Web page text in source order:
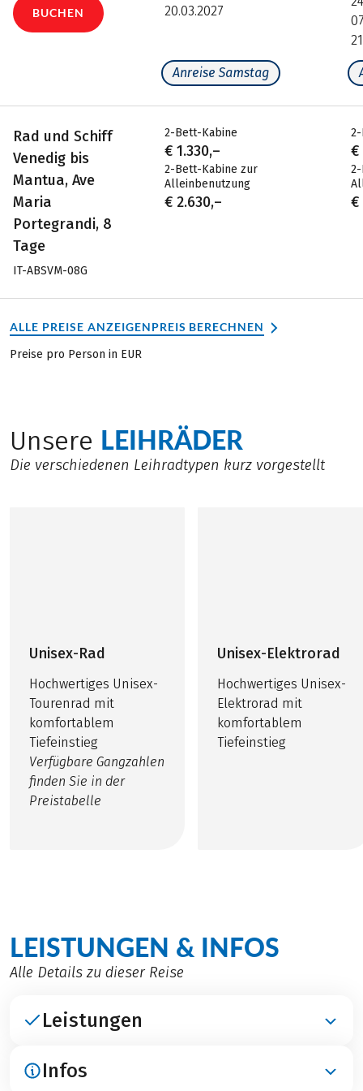
BUCHEN
Rad und Schiff
Venedig bis
Mantua, Ave
Maria
Portegrandi, 8
Tage
IT-ABSVM-08G
20.03.2027
Anreise Samstag
2-Bett-Kabine
€ 1.330,–
2-Bett-Kabine zur
Alleinbenutzung
€ 2.630,–
€
€
ALLE PREISE ANZEIGENPREIS BERECHNEN
Preise pro Person in EUR
Unsere LEIHRÄDER
Die verschiedenen Leihradtypen kurz vorgestellt
Unisex-Rad
Hochwertiges Unisex-
Tourenrad mit
komfortablem
Tiefeinstieg
Verfügbare Gangzahlen
finden Sie in der
Preistabelle
Unisex-Elektrorad
Hochwertiges Unisex-
Elektrorad mit
komfortablem
Tiefeinstieg
LEISTUNGEN & INFOS
Alle Details zu dieser Reise
Leistungen
ENTHALTEN
Infos